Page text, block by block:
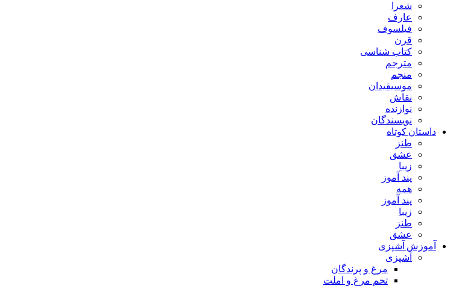
شعرا
عارف
فیلسوف
قرن
کتاب شناسی
مترجم
منجم
موسیقیدان
نقاش
نوازنده
نویسندگان
داستان کوتاه
طنز
عشق
زیبا
پند آموز
همه
پند آموز
زیبا
طنز
عشق
آموزش آشپزی
آشپزی
مرغ و پرندگان
تخم مرغ و املت